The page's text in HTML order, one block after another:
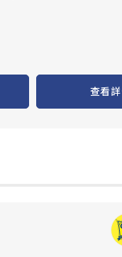
查看